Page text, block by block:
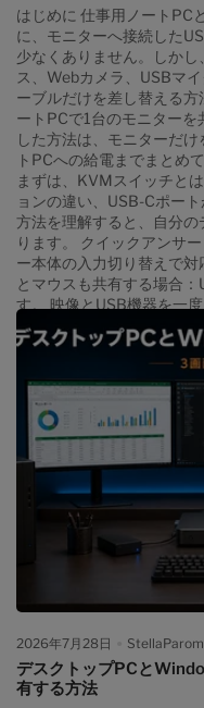
理者やシステムエンジニア
画面を分けることで、状
引、データ分析、業務ダッ
はじめに 仕事用ノートPC
に、モニターへ接続した
少なくありません。しか
ス、Webカメラ、USBマ
ーブルだけを差し替える
ートPCで1台のモニター
した方法は、モニターだ
トPCへの給電までまとめ
まずは、KVMスイッチと
ョンの違い、USB-Cポー
方法を理解すると、自分
ります。 クイックアンサ
ー本体の入力切り替えで
とマウスも共有する場合
す。 映像とUSB機器を一
適しています。 USB-C接
USB-C KVMまたはKVMド
PCのUSB-C映像出力、必
ー入力まで接続経路全体
ックアンサー 2台のノー
のノートPCで1台のモニ
較 USB-C KVMとドッキ
ではモニターを切り替え
認が重要な理由 MacBook
う場合 CKS201-M24が適
さない可能性があるケー
分のデスクに適している
2026年7月28日 StellaParom
デスクトップPCと
有する方法